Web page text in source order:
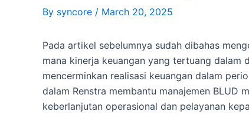
By syncore / March 20, 2025
Pada artikel sebelumnya sudah dibahas
mana kinerja keuangan yang tertuang dalam
mencerminkan realisasi keuangan dalam
dalam Renstra membantu manajemen BLUD
keberlanjutan operasional dan pelayanan